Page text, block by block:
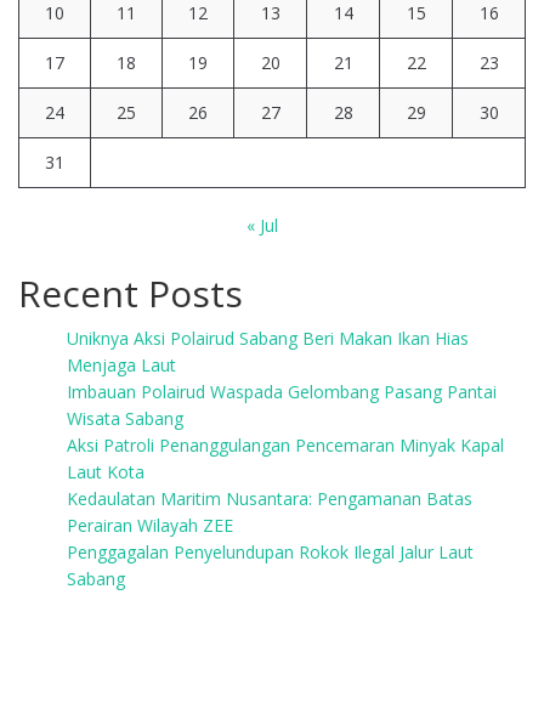
10 11 12 13 14 15 16
17 18 19 20 21 22 23
24 25 26 27 28 29 30
31
« Jul
Recent Posts
Uniknya Aksi Polairud Sabang Beri Makan Ikan Hias
Menjaga Laut
Imbauan Polairud Waspada Gelombang Pasang Pantai
Wisata Sabang
Aksi Patroli Penanggulangan Pencemaran Minyak Kapal
Laut Kota
Kedaulatan Maritim Nusantara: Pengamanan Batas
Perairan Wilayah ZEE
Penggagalan Penyelundupan Rokok Ilegal Jalur Laut
Sabang